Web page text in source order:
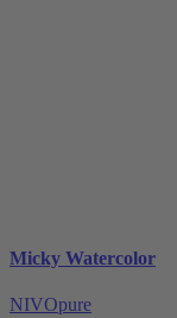
Micky Watercolor
NIVOpure